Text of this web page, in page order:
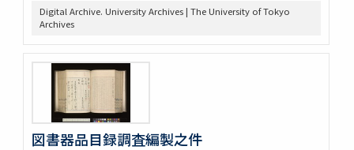
Digital Archive. University Archives | The University of Tokyo
Archives
図書器品目録調査編製之件